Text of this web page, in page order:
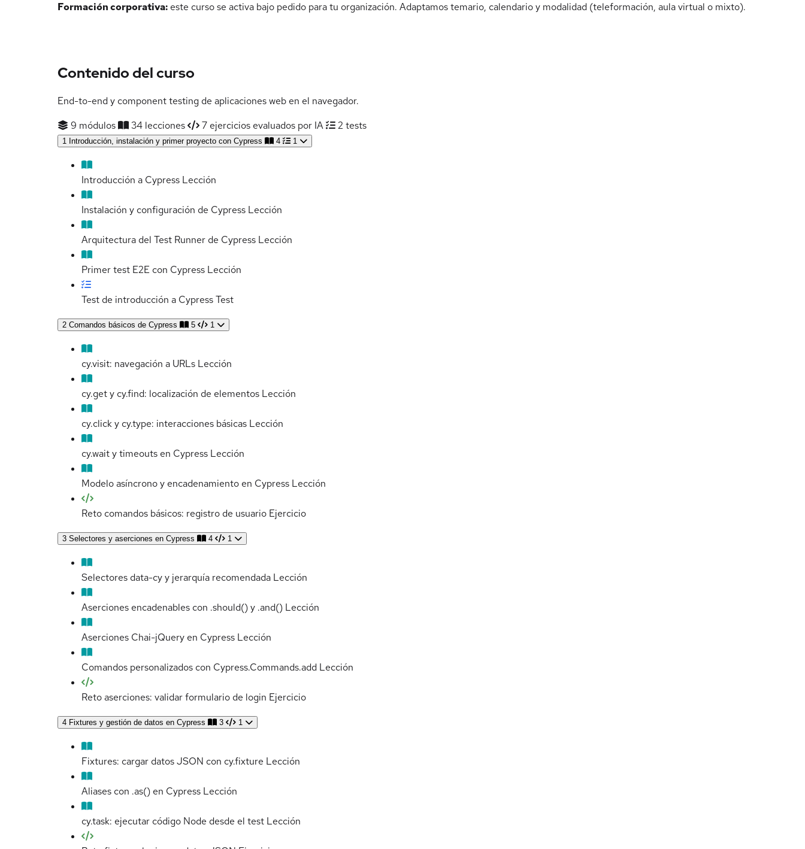
Formación corporativa: este curso se activa bajo pedido para tu organización. Adaptamos temario, calendario y modalidad (teleformación, aula virtual o mixto).
Contenido del curso
End-to-end y component testing de aplicaciones web en el navegador.
9 módulos
34 lecciones 7 ejercicios evaluados por IA 2 tests
1 Introducción, instalación y primer proyecto con Cypress 4 1
Introducción a Cypress Lección
Instalación y configuración de Cypress Lección
Arquitectura del Test Runner de Cypress Lección
Primer test E2E con Cypress Lección
Test de introducción a CypressTest
2 Comandos básicos de Cypress 5 1
cy.visit: navegación a URLs Lección
cy.get y cy.find: localización de elementos Lección
cy.click y cy.type: interacciones básicas Lección
cy.wait y timeouts en Cypress Lección
Modelo asíncrono y encadenamiento en Cypress Lección
Reto comandos básicos: registro de usuario Ejercicio
3 Selectores y aserciones en Cypress 4 1
Selectores data-cy y jerarquía recomendada Lección
Aserciones encadenables con .should() y .and() Lección
Aserciones Chai-jQuery en Cypress Lección
Comandos personalizados con Cypress.Commands.add Lección
Reto aserciones: validar formulario de login Ejercicio
4 Fixtures y gestión de datos en Cypress 3 1
Fixtures: cargar datos JSON con cy.fixture Lección
Aliases con .as() en Cypress Lección
cy.task: ejecutar código Node desde el test Lección